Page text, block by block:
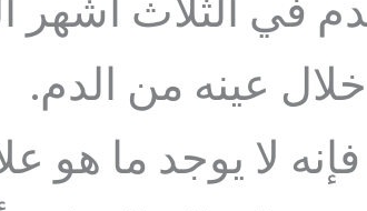
في الثلاث أشهر
عينه من الدم.
لا يوجد ما هو